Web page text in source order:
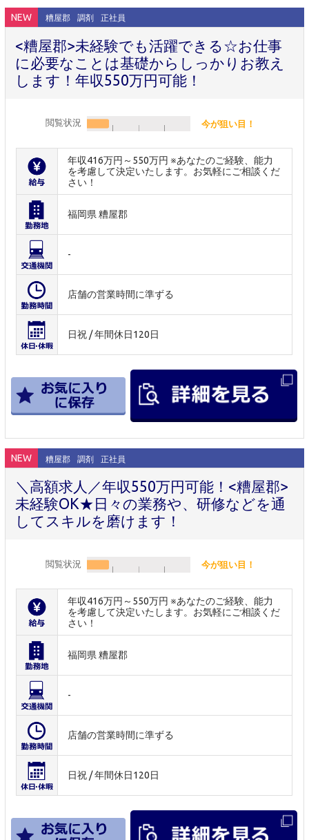
NEW 糟屋郡 調剤 正社員
<糟屋郡>未経験でも活躍できる☆お仕事
に必要なことは基礎からしっかりお教え
します！年収550万円可能！
閲覧状況 今が狙い目！
年収416万円～550万円 ※あなたのご経験、能力
を考慮して決定いたします。お気軽にご相談くだ
さい！
福岡県 糟屋郡
-
店舗の営業時間に準ずる
日祝 / 年間休日120日
NEW 糟屋郡 調剤 正社員
＼高額求人／年収550万円可能！<糟屋郡>
未経験OK★日々の業務や、研修などを通
してスキルを磨けます！
閲覧状況 今が狙い目！
年収416万円～550万円 ※あなたのご経験、能力
を考慮して決定いたします。お気軽にご相談くだ
さい！
福岡県 糟屋郡
-
店舗の営業時間に準ずる
日祝 / 年間休日120日